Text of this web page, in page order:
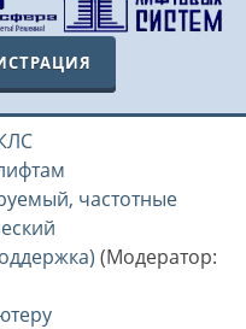
частотные
(Модератор: